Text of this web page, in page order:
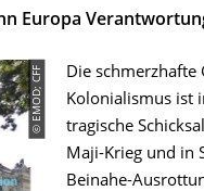
Europa
© EMOD; CFF
Die schmerzhafte
Kolonialismus ist
tragische
Maji-Krieg und in
Beinahe-